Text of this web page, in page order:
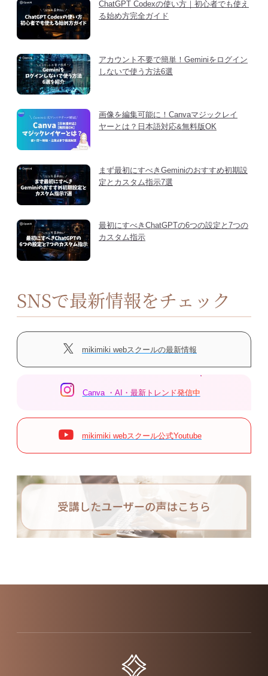
ChatGPT Codexの使い方｜初心者でも使え
る始め方完全ガイド
アカウント不要で簡単！Geminiをログイン
しないで使う方法6選
画像を編集可能に！Canvaマジックレイ
ヤーとは？日本語対応&無料版OK
まず最初にすべきGeminiのおすすめ初期設
定とカスタム指示7選
最初にすべきChatGPTの6つの設定と7つの
カスタム指示
SNSで最新情報をチェック
mikimiki webスクールの最新情報
Canva ・AI・最新トレンド発信中
mikimiki webスクール公式Youtube